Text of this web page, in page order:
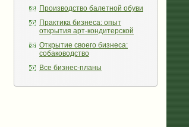
Производство балетной обуви
Практика бизнеса: опыт
открытия арт-кондитерской
Открытие своего бизнеса:
собаководство
Все бизнес-планы